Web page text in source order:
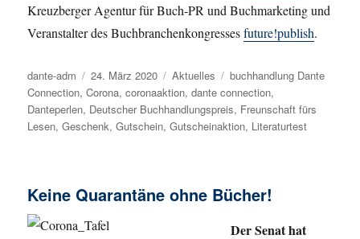
Kreuzberger Agentur für Buch-PR und Buchmarketing und
Veranstalter des Buchbranchenkongressesfuture!publish.
Autor
dante-adm
Veröffentlicht
am
24. März 2020 Kategorien
Aktuelles Schlagwörter
buchhandlung Dante
Connection,Corona,coronaaktion,dante connection,
Danteperlen, Deutscher Buchhandlungspreis, Freunschaft fürs
Lesen,Geschenk,Gutschein,Gutscheinaktion, Literaturtest
Keine Quarantäne ohne Bücher!
Der Senat hat